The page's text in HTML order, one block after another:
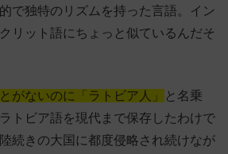
で独特のリズムを持った言語。イン
リット語にちょっと似ているんだそ
がないのに「ラトビア人」
と名乗
トビア語を現代まで保存したわけで
続きの大国に都度侵略され続けなが